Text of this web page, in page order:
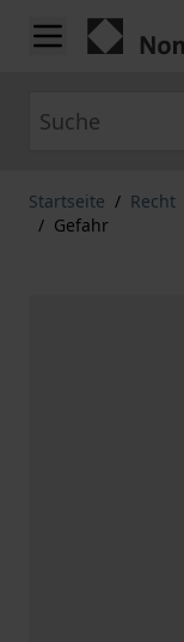
Zum Inhalt springen
Startseite / Recht
/ Gefahr